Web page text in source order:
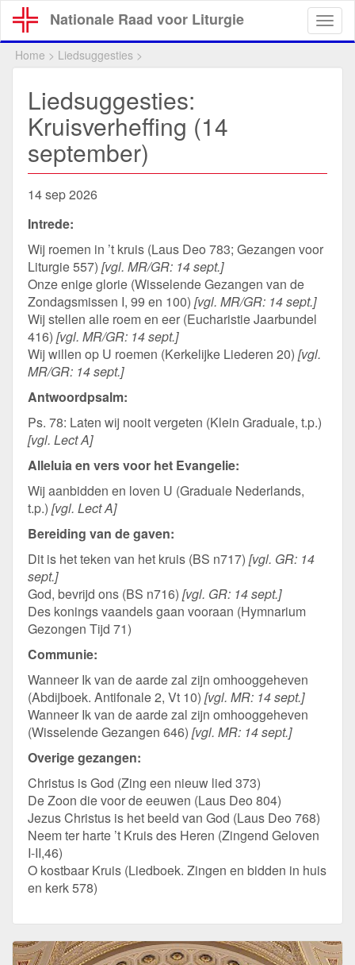
Overslaan
en
naar
Nationale Raad voor Liturgie
Home > Liedsuggesties >
Liedsuggesties:
Kruisverheffing (14
september)
14 sep 2026
Intrede:
Wij roemen in ’t kruis (Laus Deo 783; Gezangen voor
Liturgie 557) [vgl. MR/GR: 14 sept.]
Onze enige glorie (Wisselende Gezangen van de
Zondagsmissen I, 99 en 100) [vgl. MR/GR: 14 sept.]
Wij stellen alle roem en eer (Eucharistie Jaarbundel
416) [vgl. MR/GR: 14 sept.]
Wij willen op U roemen (Kerkelijke Liederen 20) [vgl.
MR/GR: 14 sept.]
Antwoordpsalm:
Ps. 78: Laten wij nooit vergeten (Klein Graduale, t.p.)
[vgl. Lect A]
Alleluia en vers voor het Evangelie:
Wij aanbidden en loven U (Graduale Nederlands,
t.p.) [vgl. Lect A]
Bereiding van de gaven:
Dit is het teken van het kruis (BS n717) [vgl. GR: 14
sept.]
God, bevrijd ons (BS n716) [vgl. GR: 14 sept.]
Des konings vaandels gaan vooraan (Hymnarium
Gezongen Tijd 71)
Communie:
Wanneer Ik van de aarde zal zijn omhooggeheven
(Abdijboek. Antifonale 2, Vt 10) [vgl. MR: 14 sept.]
Wanneer Ik van de aarde zal zijn omhooggeheven
(Wisselende Gezangen 646) [vgl. MR: 14 sept.]
Overige gezangen:
Christus is God (Zing een nieuw lied 373)
De Zoon die voor de eeuwen (Laus Deo 804)
Jezus Christus is het beeld van God (Laus Deo 768)
Neem ter harte ’t Kruis des Heren (Zingend Geloven
I-II,46)
O kostbaar Kruis (Liedboek. Zingen en bidden in huis
en kerk 578)